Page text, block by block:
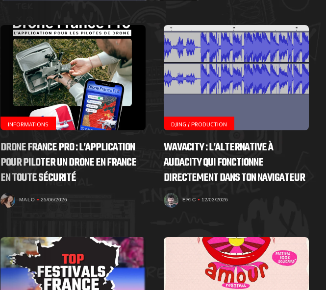
de
Nous
Contactez-
nous
!
Search
INFORMATIONS
DRONE FRANCE PRO : L’APPLICATION
POUR PILOTER UN DRONE EN FRANCE
EN TOUTE SÉCURITÉ
MALO 25/06/2026
DJING / PRODUCTION
WAVACITY : L’ALTERNATIVE À
AUDACITY QUI FONCTIONNE
DIRECTEMENT DANS TON NAVIGATEUR
ERIC 12/03/2026